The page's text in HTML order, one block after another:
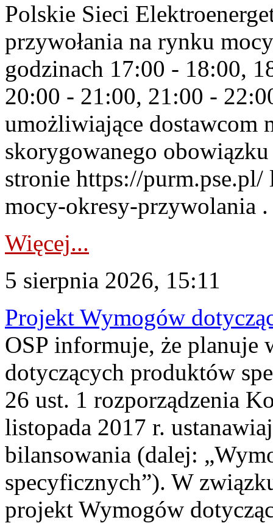
Polskie Sieci
przywołania na rynku
godzinach 17:00 - 18:00,
20:00 - 21:00, 21:00 -
umożliwiające dostawcom
skorygowanego
stronie https://
mocy-okresy-przywolania
Więcej...
5 sierpnia 2026, 15:11
Projekt Wymogów
OSP informuje, że planuje
dotyczących produktów
26 ust. 1 rozporządzenia
listopada 2017 r.
bilansowania (dalej:
specyficznych”). W
projekt Wymogów